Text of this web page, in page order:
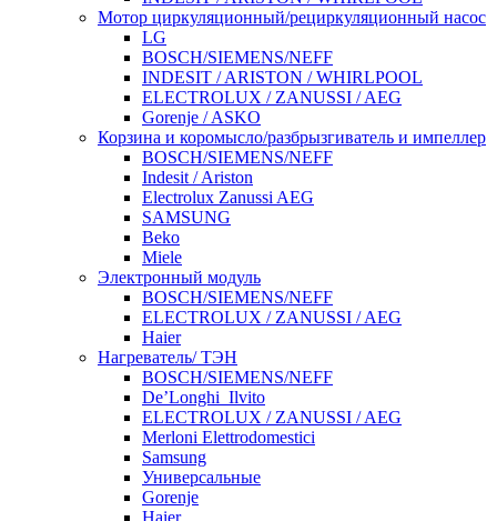
Мотор циркуляционный/рециркуляционный насос
LG
BOSCH/SIEMENS/NEFF
INDESIT / ARISTON / WHIRLPOOL
ELECTROLUX / ZANUSSI / AEG
Gorenje / ASKO
Корзина и коромысло/разбрызгиватель и импеллер
BOSCH/SIEMENS/NEFF
Indesit / Ariston
Electrolux Zanussi AEG
SAMSUNG
Beko
Miele
Электронный модуль
BOSCH/SIEMENS/NEFF
ELECTROLUX / ZANUSSI / AEG
Haier
Нагреватель/ ТЭН
BOSCH/SIEMENS/NEFF
De’Longhi_Ilvito
ELECTROLUX / ZANUSSI / AEG
Merloni Elettrodomestici
Samsung
Универсальные
Gorenje
Haier